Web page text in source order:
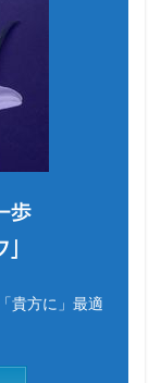
歩
貴方に」最適